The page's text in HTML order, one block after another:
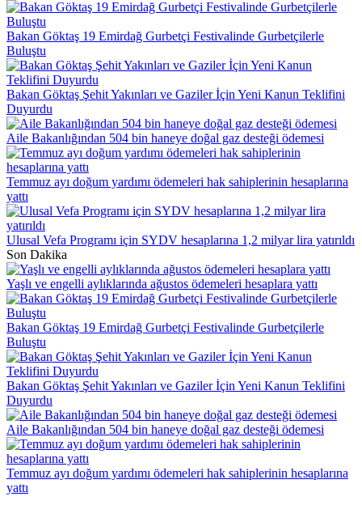
Bakan Göktaş 19 Emirdağ Gurbetçi Festivalinde Gurbetçilerle
Buluştu
Bakan Göktaş Şehit Yakınları ve Gaziler İçin Yeni Kanun Teklifini
Duyurdu
Aile Bakanlığından 504 bin haneye doğal gaz desteği ödemesi
Temmuz ayı doğum yardımı ödemeleri hak sahiplerinin hesaplarına
yattı
Ulusal Vefa Programı için SYDV hesaplarına 1,2 milyar lira yatırıldı
Son Dakika
Yaşlı ve engelli aylıklarında ağustos ödemeleri hesaplara yattı
Bakan Göktaş 19 Emirdağ Gurbetçi Festivalinde Gurbetçilerle
Buluştu
Bakan Göktaş Şehit Yakınları ve Gaziler İçin Yeni Kanun Teklifini
Duyurdu
Aile Bakanlığından 504 bin haneye doğal gaz desteği ödemesi
Temmuz ayı doğum yardımı ödemeleri hak sahiplerinin hesaplarına
yattı